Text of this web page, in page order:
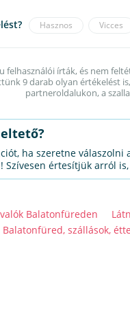
Hasznos Vicces
felhasználói írták, és nem
9 darab olyan értékelést
partneroldalukon, a
ha szeretne válaszolni
értesítjük arról
Balatonfüreden
Balatonfüred, szállások,